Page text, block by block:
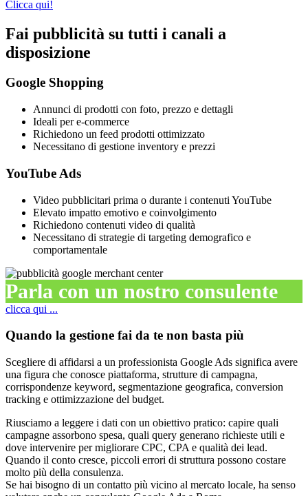
Clicca qui!
Fai pubblicità su tutti i canali a
disposizione
Google Shopping
Annunci di prodotti con foto, prezzo e dettagli
Ideali per e-commerce
Richiedono un feed prodotti ottimizzato
Necessitano di gestione inventory e prezzi
YouTube Ads
Video pubblicitari prima o durante i contenuti YouTube
Elevato impatto emotivo e coinvolgimento
Richiedono contenuti video di qualità
Necessitano di strategie di targeting demografico e
comportamentale
Parla con un nostro consulente
clicca qui ...
Quando la gestione fai da te non basta più
Scegliere di affidarsi a un professionista Google Ads significa avere
una figura che conosce piattaforma, strutture di campagna,
corrispondenze keyword, segmentazione geografica, conversion
tracking e ottimizzazione del budget.
Riusciamo a leggere i dati con un obiettivo pratico: capire quali
campagne assorbono spesa, quali query generano richieste utili e
dove intervenire per migliorare CPC, CPA e qualità dei lead.
Quando il conto cresce, piccoli errori di struttura possono costare
molto più della consulenza.
Se hai bisogno di un contatto più vicino al mercato locale, ha senso